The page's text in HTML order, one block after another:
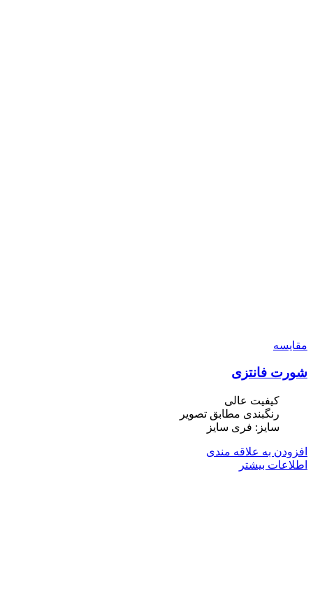
مقایسه
شورت فانتزی
کیفیت عالی
رنگبندی مطابق تصویر
سایز: فری سایز
افزودن به علاقه مندی
اطلاعات بیشتر